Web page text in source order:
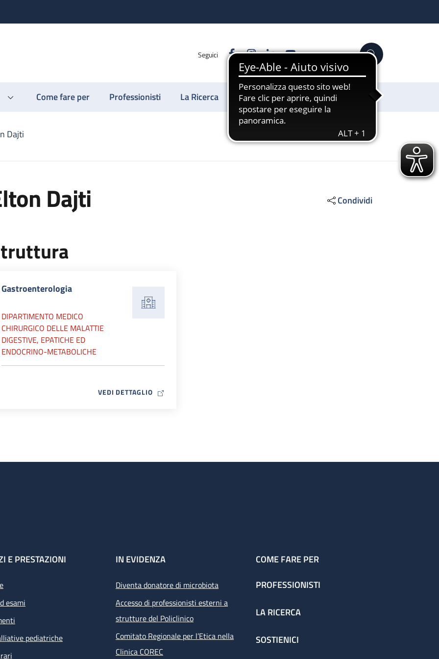
Seguici FacebookInstagram
LinkedinYouTube Cerca
Come fare per Professionisti La Ricerca Sostienici
Dajti
Dajti Condividi
Gastroenterologia
DIPARTIMENTO MEDICO
CHIRURGICO DELLE MALATTIE
DIGESTIVE, EPATICHE ED
ENDOCRINO-METABOLICHE
VEDI DETTAGLIOMAP ICON
E PRESTAZIONI
esami
pediatriche
IN EVIDENZA
Diventa donatore di microbiota
Accesso di professionisti esterni a
strutture del Policlinico
Comitato Regionale per l’Etica nella
Clinica COREC
COME FARE PER
PROFESSIONISTI
LA RICERCA
SOSTIENICI